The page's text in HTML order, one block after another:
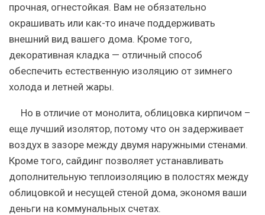
прочная, огнестойкая. Вам не обязательно
окрашивать или как-то иначе поддерживать
внешний вид вашего дома. Кроме того,
декоративная кладка — отличный способ
обеспечить естественную изоляцию от зимнего
холода и летней жары.
Но в отличие от монолита, облицовка кирпичом –
еще лучший изолятор, потому что он задерживает
воздух в зазоре между двумя наружными стенами.
Кроме того, сайдинг позволяет устанавливать
дополнительную теплоизоляцию в полостях между
облицовкой и несущей стеной дома, экономя ваши
деньги на коммунальных счетах.